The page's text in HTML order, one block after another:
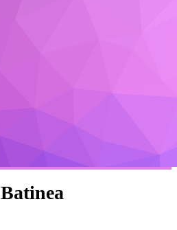
Batinea